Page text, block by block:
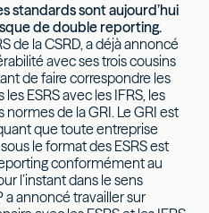
standards sont aujourd’hui
de double reporting.
de la CSRD, a déjà annoncé
avec ses trois cousins
de faire correspondre les
ESRS avec les IFRS, les
de la GRI. Le GRI est
que toute entreprise
le format des ESRS est
conformément au
l’instant dans le sens
a annoncé travailler sur